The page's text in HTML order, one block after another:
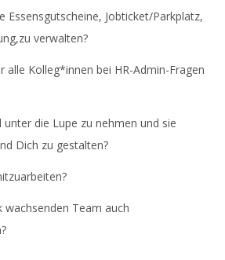
Essensgutscheine, Jobticket/Parkplatz,
verwalten?
alle Kolleg*innen bei HR-Admin-Fragen
unter die Lupe zu nehmen und sie
Dich zu gestalten?
wachsenden Team auch